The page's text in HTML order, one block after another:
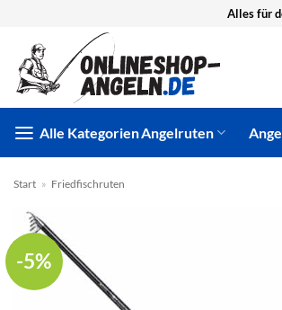
springen
Alles für
Alle KategorienAngelruten
Start » Friedfischruten
-5%